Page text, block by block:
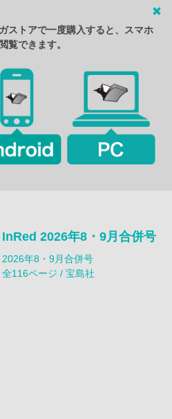
ストアで一度購入すると、スマホ
覧できます。
InRed 2026年8・9月合併号
2026年8・9月合併号
全116ページ / 宝島社